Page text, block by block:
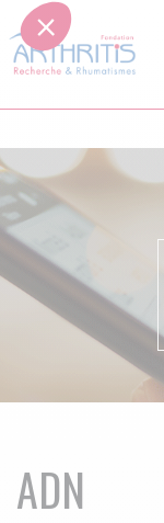
Skip
to
content
ADN